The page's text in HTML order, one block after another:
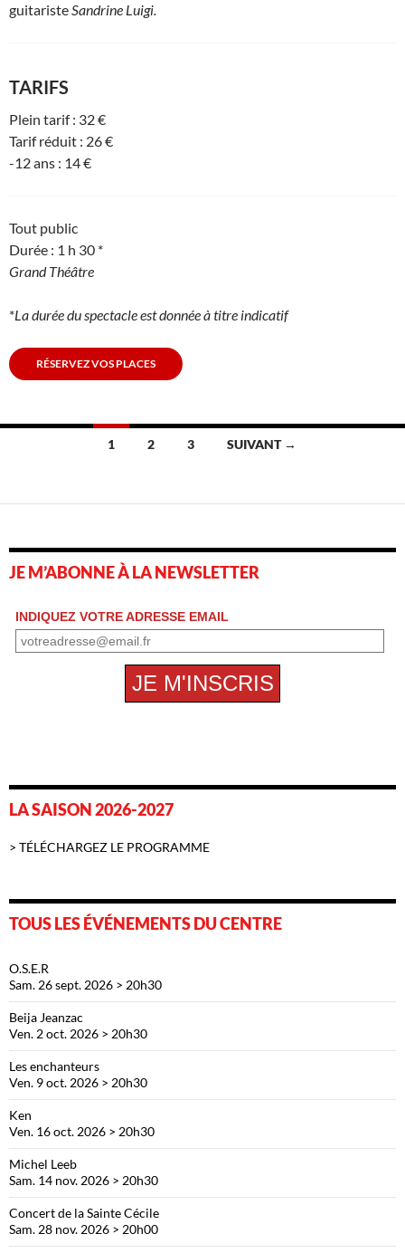
guitaristeSandrine Luigi.
TARIFS
Plein tarif : 32 €
Tarif réduit : 26 €
-12 ans : 14 €
Tout public
Durée : 1 h 30 *
Grand Théâtre
*La durée du spectacle est donnée à titre indicatif
RÉSERVEZ VOS PLACES
Navigation
articles
1 2 3 SUIVANT →
JE M’ABONNE À LA NEWSLETTER
LA SAISON 2026-2027
> TÉLÉCHARGEZ LE PROGRAMME
TOUS LES ÉVÉNEMENTS DU CENTRE
O.S.E.R
Sam. 26 sept. 2026 > 20h30
Beija Jeanzac
Ven. 2 oct. 2026 > 20h30
Les enchanteurs
Ven. 9 oct. 2026 > 20h30
Ken
Ven. 16 oct. 2026 > 20h30
Michel Leeb
Sam. 14 nov. 2026 > 20h30
Concert de la Sainte Cécile
Sam. 28 nov. 2026 > 20h00